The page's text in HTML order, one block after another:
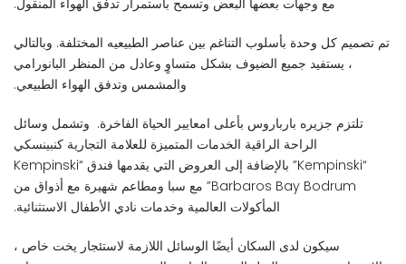
مع وجهات بعضها البعض وتسمح باستمرار تدفق الهواء المنقول.
تم تصميم كل وحدة بأسلوب التناغم بين عناصر الطبيعيه المختلفة. وبالتالي
، يستفيد جميع الضيوف بشكل متساوٍ وعادل من المنظر البانورامي
والمشمس وتدفق الهواء الطبيعي.
تلتزم جزيره بارباروس بأعلى امعايير الحياة الفاخرة. وتشمل وسائل
الراحة الراقية الخدمات المتميزة للعلامة التجارية كنبينسكي
“Kempinski” بالإضافة إلى العروض التي يقدمها فندق “Kempinski
Barbaros Bay Bodrum” مع سبا ومطاعم شهيرة مع أذواق من
المأكولات العالمية وخدمات نادي الأطفال الاستثنائية.
سيكون لدى السكان أيضًا الوسائل اللازمة لاستئجار يخت خاص ،